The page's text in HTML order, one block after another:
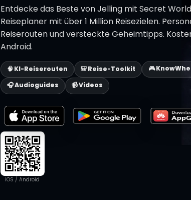
Entdecke das Beste von Jelling mit Secret
Reiseplaner mit über 1 Million Reisezielen.
Reiserouten und versteckte Geheimtipps.
Android.
🧠 KI-Reiserouten 🎒 Reise-Toolkit
🎮
🎧 Audioguides
📹 Videos
iOS / Android